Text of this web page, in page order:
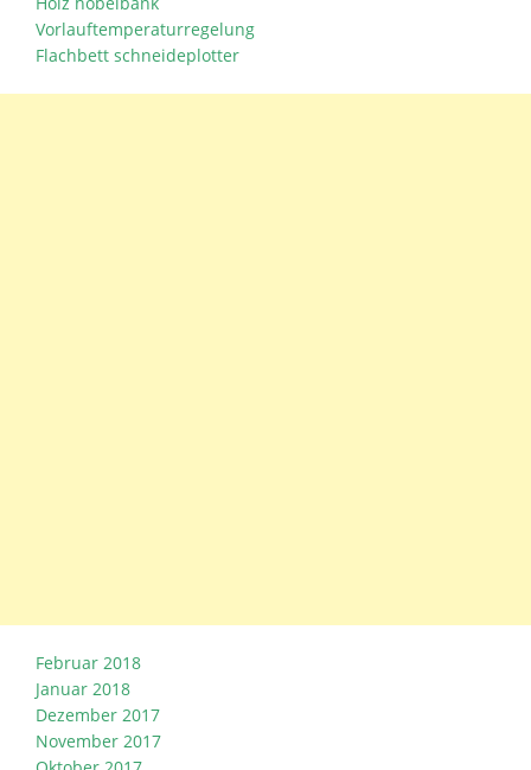
Vorlauftemperaturregelung
Flachbett schneideplotter
Februar 2018
Januar 2018
Dezember 2017
November 2017